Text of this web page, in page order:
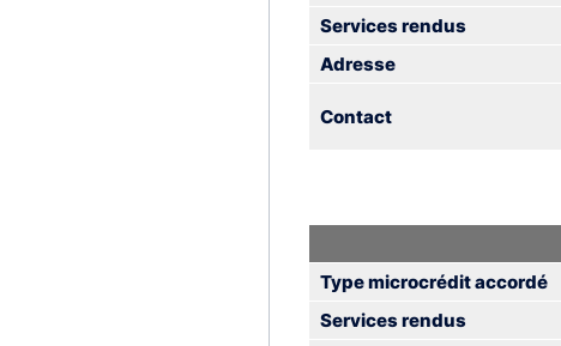
Services rendus
Adresse
Contact
Type microcrédit accordé
Services rendus